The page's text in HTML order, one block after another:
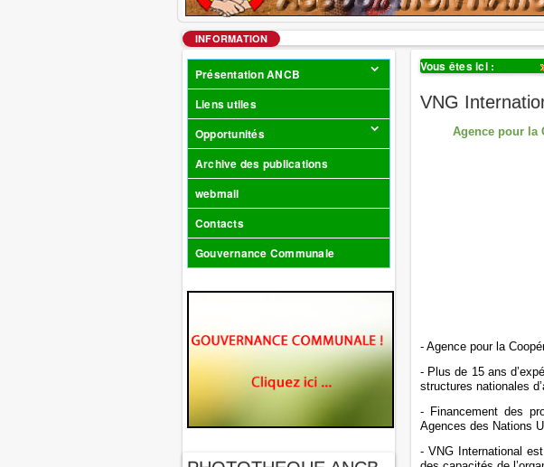
INFORMATION
Présentation ANCB
Liens utiles
Opportunités
Archive des publications
webmail
Contacts
Gouvernance Communale
Vous êtes ici :
VNG
Agence pour la
- Agence pour la
- Plus de 15 ans
structures nationales
- Financement des
Agences des Nations
- VNG International